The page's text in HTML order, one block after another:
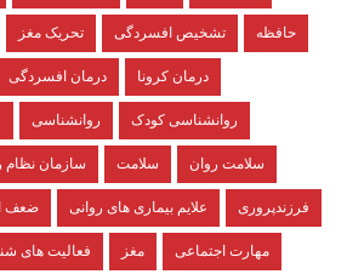
تحریک مغز تشخیص افسردگی حافظه
درمان افسردگی درمان کرونا
روانشناسی روانشناسی کودک
سازمان سلامت سلامت روان
ضعف علایم بیماری های روانی فرزندپروری
فعالیت های مغز مهارت اجتماعی